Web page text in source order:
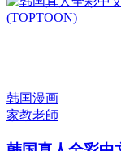
韩国漫画
家教老師